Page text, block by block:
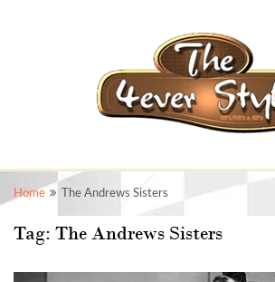
Home The Andrews Sisters
Tag: The Andrews Sisters